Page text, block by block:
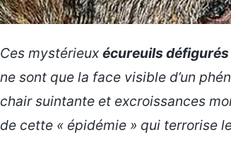
Ces mystérieuxécureuils défigurés
ne sont que la face visible d’un
chair suintante et excroissances
de cette « épidémie » qui terrorise